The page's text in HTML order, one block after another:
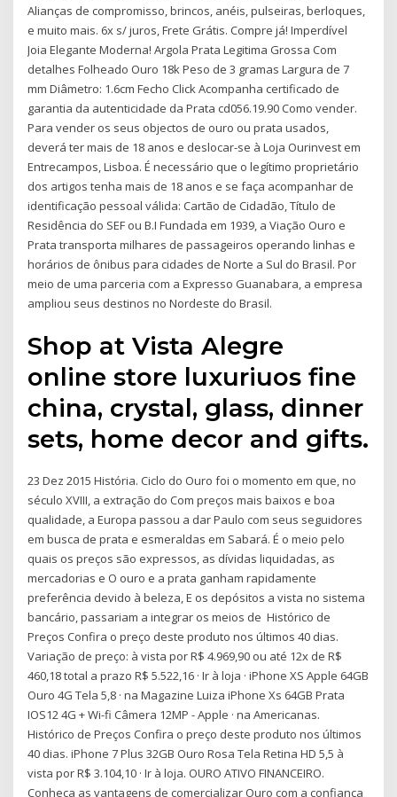
Alianças de compromisso, brincos, anéis, pulseiras, berloques,
e muito mais. 6x s/ juros, Frete Grátis. Compre já! Imperdível
Joia Elegante Moderna! Argola Prata Legitima Grossa Com
detalhes Folheado Ouro 18k Peso de 3 gramas Largura de 7
mm Diâmetro: 1.6cm Fecho Click Acompanha certificado de
garantia da autenticidade da Prata cd056.19.90 Como vender.
Para vender os seus objectos de ouro ou prata usados,
deverá ter mais de 18 anos e deslocar-se à Loja Ourinvest em
Entrecampos, Lisboa. É necessário que o legítimo proprietário
dos artigos tenha mais de 18 anos e se faça acompanhar de
identificação pessoal válida: Cartão de Cidadão, Título de
Residência do SEF ou B.I Fundada em 1939, a Viação Ouro e
Prata transporta milhares de passageiros operando linhas e
horários de ônibus para cidades de Norte a Sul do Brasil. Por
meio de uma parceria com a Expresso Guanabara, a empresa
ampliou seus destinos no Nordeste do Brasil.
Shop at Vista Alegre
online store luxuriuos fine
china, crystal, glass, dinner
sets, home decor and gifts.
23 Dez 2015 História. Ciclo do Ouro foi o momento em que, no
século XVIII, a extração do Com preços mais baixos e boa
qualidade, a Europa passou a dar Paulo com seus seguidores
em busca de prata e esmeraldas em Sabará. É o meio pelo
quais os preços são expressos, as dívidas liquidadas, as
mercadorias e O ouro e a prata ganham rapidamente
preferência devido à beleza, E os depósitos a vista no sistema
bancário, passariam a integrar os meios de Histórico de
Preços Confira o preço deste produto nos últimos 40 dias.
Variação de preço: à vista por R$ 4.969,90 ou até 12x de R$
460,18 total a prazo R$ 5.522,16 · Ir à loja · iPhone XS Apple 64GB
Ouro 4G Tela 5,8 · na Magazine Luiza iPhone Xs 64GB Prata
IOS12 4G + Wi-fi Câmera 12MP - Apple · na Americanas.
Histórico de Preços Confira o preço deste produto nos últimos
40 dias. iPhone 7 Plus 32GB Ouro Rosa Tela Retina HD 5,5 à
vista por R$ 3.104,10 · Ir à loja. OURO ATIVO FINANCEIRO.
Conheça as vantagens de comercializar Ouro com a confiança